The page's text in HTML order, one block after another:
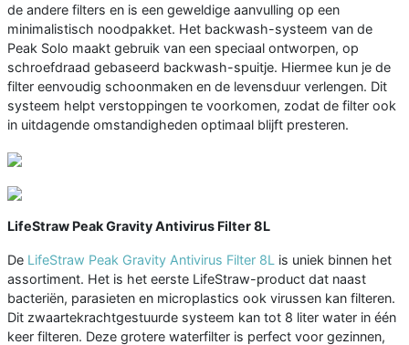
de andere filters en is een geweldige aanvulling op een
minimalistisch noodpakket. Het backwash-systeem van de
Peak Solo maakt gebruik van een speciaal ontworpen, op
schroefdraad gebaseerd backwash-spuitje. Hiermee kun je de
filter eenvoudig schoonmaken en de levensduur verlengen. Dit
systeem helpt verstoppingen te voorkomen, zodat de filter ook
in uitdagende omstandigheden optimaal blijft presteren.
LifeStraw Peak Gravity Antivirus Filter 8L
De LifeStraw Peak Gravity Antivirus Filter 8L is uniek binnen het
assortiment. Het is het eerste LifeStraw-product dat naast
bacteriën, parasieten en microplastics ook virussen kan filteren.
Dit zwaartekrachtgestuurde systeem kan tot 8 liter water in één
keer filteren. Deze grotere waterfilter is perfect voor gezinnen,